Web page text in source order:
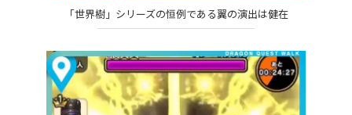
「世界樹」シリーズの恒例である翼の演出は健在